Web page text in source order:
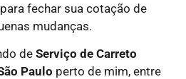
fechar sua cotação de
mudanças.
deServiço de Carreto
Paulo perto de mim, entre